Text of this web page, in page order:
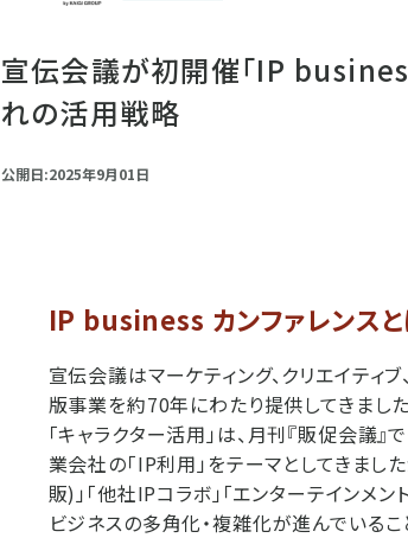
宣伝会議が初開催「IP
れの活用戦略
公開日:2025年9月01日
IP business カンファレンスと
宣伝会議はマーケティング、クリエイティ
版事業を約70年にわたり提供してきました
「キャラクター活用」は、月刊『販促会議
業会社の「IP利用」をテーマとしてきま
販)」「他社IPコラボ」「エンターテインメ
ビジネスの多角化・複雑化が進んでいるこ